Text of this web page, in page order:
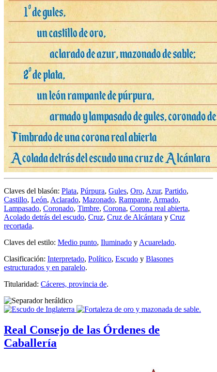
Claves del blasón: Plata, Púrpura, Gules, Oro, Azur, Partido,
Castillo, León, Aclarado, Mazonado, Rampante, Armado,
Lampasado, Coronado, Timbre, Corona, Corona real abierta,
Acolado detrás del escudo, Cruz, Cruz de Alcántara y Cruz
recortada.
Claves del estilo: Medio punto, Iluminado y Acuarelado.
Clasificación: Interpretado, Político, Escudo y Blasones
estructurados y en paralelo.
Titularidad: Cáceres, provincia de.
Real Consejo de las Órdenes de
Caballería